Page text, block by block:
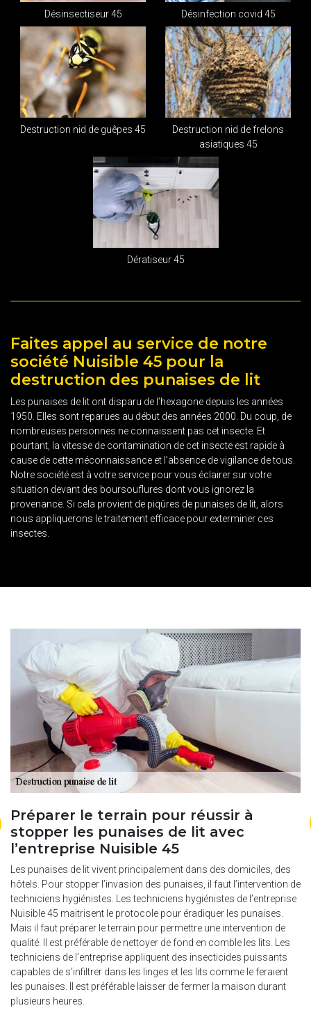
Désinsectiseur 45 Désinfection covid 45
Destruction nid de guêpes 45
Destruction nid de frelons
asiatiques 45
Dératiseur 45
Faites appel au service de notre
société Nuisible 45 pour la
destruction des punaises de lit
Les punaises de lit ont disparu de l’hexagone depuis les années
1950. Elles sont reparues au début des années 2000. Du coup, de
nombreuses personnes ne connaissent pas cet insecte. Et
pourtant, la vitesse de contamination de cet insecte est rapide à
cause de cette méconnaissance et l’absence de vigilance de tous.
Notre société est à votre service pour vous éclairer sur votre
situation devant des boursouflures dont vous ignorez la
provenance. Si cela provient de piqûres de punaises de lit, alors
nous appliquerons le traitement efficace pour exterminer ces
insectes.
Préparer le terrain pour réussir à
stopper les punaises de lit avec
l’entreprise Nuisible 45
Les punaises de lit vivent principalement dans des domiciles, des
hôtels. Pour stopper l’invasion des punaises, il faut l’intervention de
techniciens hygiénistes. Les techniciens hygiénistes de l’entreprise
Nuisible 45 maitrisent le protocole pour éradiquer les punaises.
Mais il faut préparer le terrain pour permettre une intervention de
qualité. Il est préférable de nettoyer de fond en comble les lits. Les
techniciens de l’entreprise appliquent des insecticides puissants
capables de s’infiltrer dans les linges et les lits comme le feraient
les punaises. Il est préférable laisser de fermer la maison durant
plusieurs heures.